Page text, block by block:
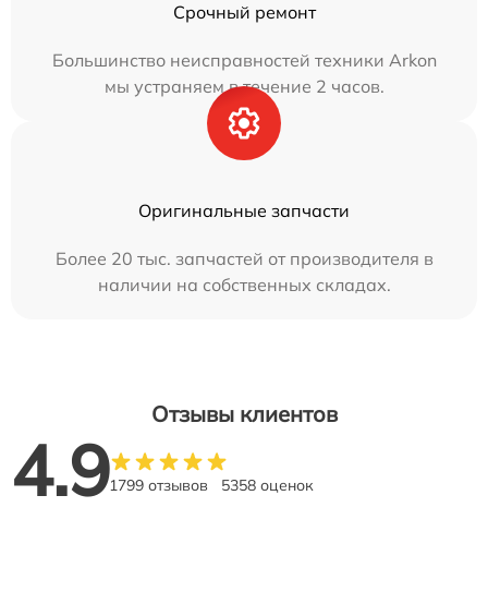
Срочный ремонт
Большинство неисправностей техники Arkon
мы устраняем в течение 2 часов.
Оригинальные запчасти
Более 20 тыс. запчастей от производителя в
наличии на собственных складах.
Отзывы клиентов
4.91799 отзывов 5358 оценок